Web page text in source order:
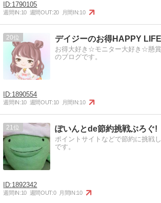
1790105
週間IN:10 週間OUT:20 月間IN:10
20 デイジーのお得HAPPY LIFE
お得大好き☆モニター大好き☆懸
のブログです。
1890554
週間IN:10 週間OUT:10 月間IN:10
21 ぽいんとde節約挑戦ぶろぐ!
ポイントサイトなどで節約に挑戦
です。
1892342
週間IN:10 週間OUT:0 月間IN:10